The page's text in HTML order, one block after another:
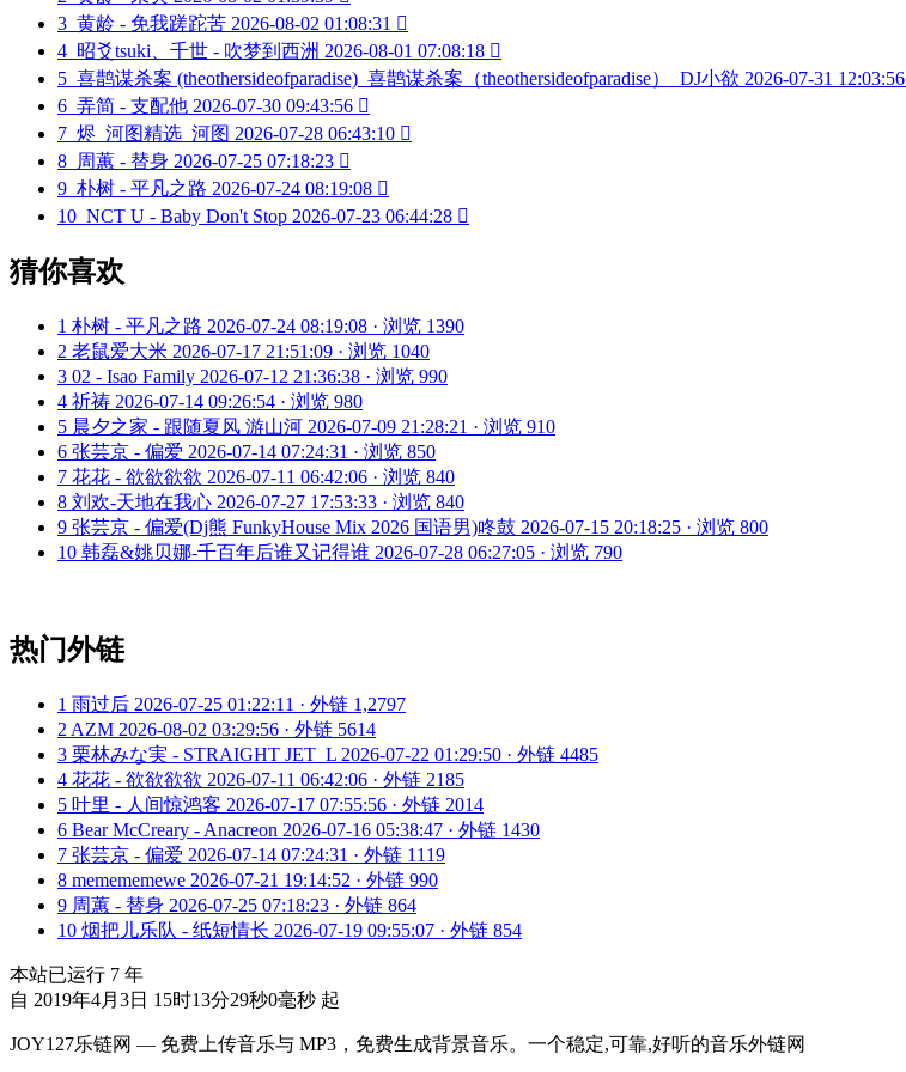
3 黄龄 - 免我蹉跎苦 2026-08-02 01:08:31 
4 昭爻tsuki、千世 - 吹梦到西洲 2026-08-01 07:08:18 
5 喜鹊谋杀案 (theothersideofparadise)_喜鹊谋杀案（theothersideofparadise）_DJ小欲 2026-07-31 12:03:56
6 弄简 - 支配他 2026-07-30 09:43:56 
7 烬_河图精选_河图 2026-07-28 06:43:10 
8 周蕙 - 替身 2026-07-25 07:18:23 
9 朴树 - 平凡之路 2026-07-24 08:19:08 
10 NCT U - Baby Don't Stop 2026-07-23 06:44:28 
猜你喜欢
1 朴树 - 平凡之路 2026-07-24 08:19:08 · 浏览 1390
2 老鼠爱大米 2026-07-17 21:51:09 · 浏览 1040
3 02 - Isao Family 2026-07-12 21:36:38 · 浏览 990
4 祈祷 2026-07-14 09:26:54 · 浏览 980
5 晨夕之家 - 跟随夏风 游山河 2026-07-09 21:28:21 · 浏览 910
6 张芸京 - 偏爱 2026-07-14 07:24:31 · 浏览 850
7 花花 - 欲欲欲欲 2026-07-11 06:42:06 · 浏览 840
8 刘欢-天地在我心 2026-07-27 17:53:33 · 浏览 840
9 张芸京 - 偏爱(Dj熊 FunkyHouse Mix 2026 国语男)咚鼓 2026-07-15 20:18:25 · 浏览 800
10 韩磊&姚贝娜-千百年后谁又记得谁 2026-07-28 06:27:05 · 浏览 790
热门外链
1 雨过后 2026-07-25 01:22:11 · 外链 1,2797
2 AZM 2026-08-02 03:29:56 · 外链 5614
3 栗林みな実 - STRAIGHT JET_L 2026-07-22 01:29:50 · 外链 4485
4 花花 - 欲欲欲欲 2026-07-11 06:42:06 · 外链 2185
5 叶里 - 人间惊鸿客 2026-07-17 07:55:56 · 外链 2014
6 Bear McCreary - Anacreon 2026-07-16 05:38:47 · 外链 1430
7 张芸京 - 偏爱 2026-07-14 07:24:31 · 外链 1119
8 memememewe 2026-07-21 19:14:52 · 外链 990
9 周蕙 - 替身 2026-07-25 07:18:23 · 外链 864
10 烟把儿乐队 - 纸短情长 2026-07-19 09:55:07 · 外链 854
本站已运行 7 年
自 2019年4月3日 15时13分29秒0毫秒 起
JOY127乐链网 — 免费上传音乐与 MP3，免费生成背景音乐。一个稳定,可靠,好听的音乐外链网